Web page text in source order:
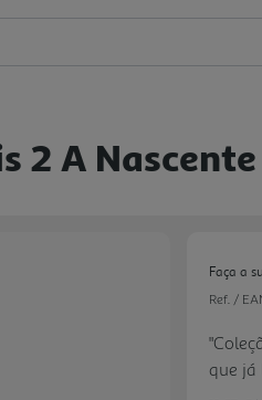
2 A
Faça a
Ref. /
que já
Autor